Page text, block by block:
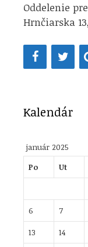
Oddelenie
Hrnčiarska
Kalendár
január 2025
Po
Ut
6
7
13
14